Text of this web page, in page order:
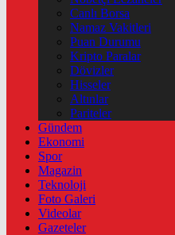
Canlı Borsa
Namaz Vakitleri
Puan Durumu
Kripto Paralar
Dövizler
Hisseler
Altınlar
Pariteler
Gündem
Ekonomi
Spor
Magazin
Teknoloji
Foto Galeri
Videolar
Gazeteler